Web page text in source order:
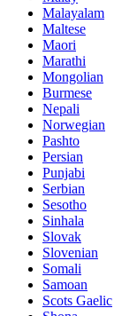
Malayalam
Maltese
Maori
Marathi
Mongolian
Burmese
Nepali
Norwegian
Pashto
Persian
Punjabi
Serbian
Sesotho
Sinhala
Slovak
Slovenian
Somali
Samoan
Scots Gaelic